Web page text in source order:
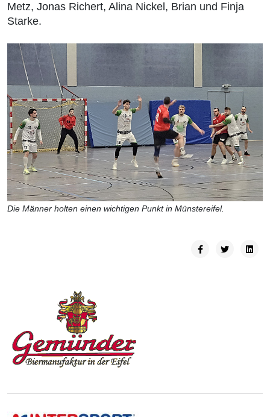
Metz, Jonas Richert, Alina Nickel, Brian und Finja
Starke.
Die Männer holten einen wichtigen Punkt in Münstereifel.